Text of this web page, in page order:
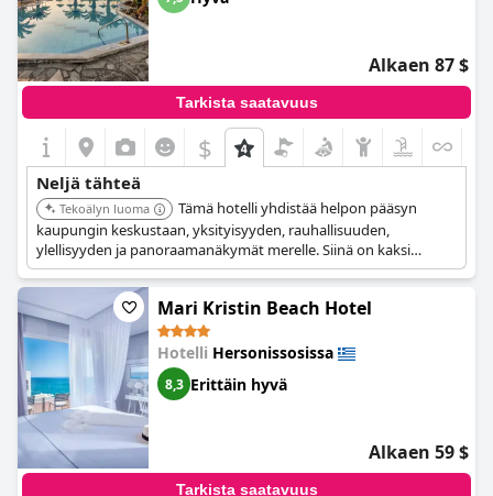
Alkaen 87 $
Tarkista saatavuus
$
Neljä tähteä
Tekoälyn luoma
Tämä hotelli yhdistää helpon pääsyn
kaupungin keskustaan, yksityisyyden, rauhallisuuden,
ylellisyyden ja panoraamanäkymät merelle. Siinä on kaksi
vesiliukumäkeä aikuisille ja pieni uima-allas vesileikkeineen
lapsille. Hotelli on pyörätuoliystävällinen ja tarjoaa helpon
pääsyn kaikkiin peruspalveluihin.Mari Kristin Beach Hotel
Hotelli Hersonissosissa
8,3 Erittäin hyvä
Alkaen 59 $
Tarkista saatavuus